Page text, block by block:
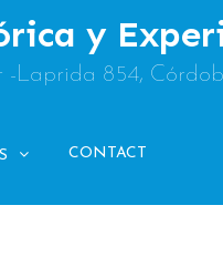
y
-Laprida 854,
CONTACT